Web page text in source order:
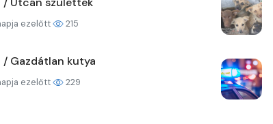
ezelőtt 215
/ Gazdátlan kutya
ezelőtt 229